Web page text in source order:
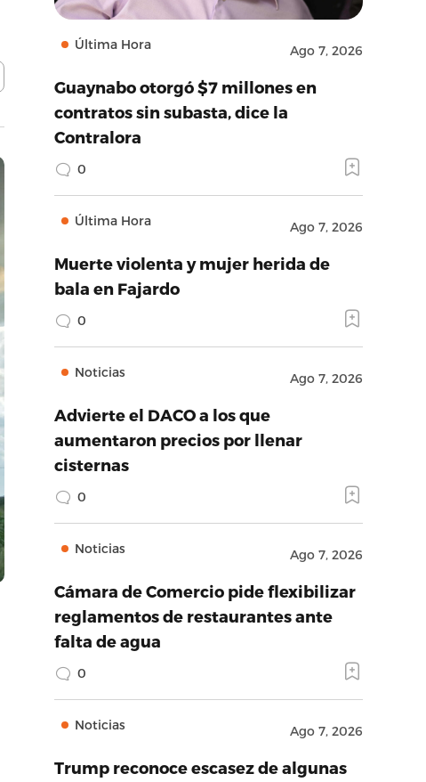
Última Hora Ago 7, 2026
Guaynabo otorgó $7 millones en
contratos sin subasta, dice la
Contralora
0
Última Hora Ago 7, 2026
Muerte violenta y mujer herida de
bala en Fajardo
0
Noticias Ago 7, 2026
Advierte el DACO a los que
aumentaron precios por llenar
cisternas
0
Noticias Ago 7, 2026
Cámara de Comercio pide flexibilizar
reglamentos de restaurantes ante
falta de agua
0
Noticias Ago 7, 2026
Trump reconoce escasez de algunas